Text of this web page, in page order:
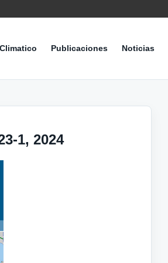
Publicaciones Noticias
1, 2024